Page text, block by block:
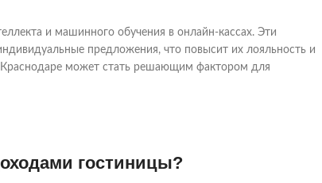
и машинного обучения в онлайн-кассах. Эти
предложения, что повысит их лояльность и
Краснодаре может стать решающим фактором для
гостиницы?